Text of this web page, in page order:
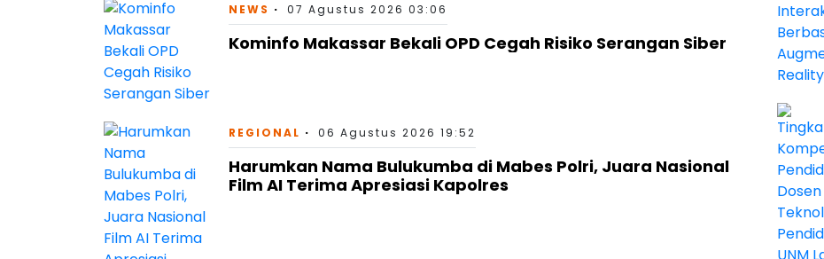
NEWS 07 Agustus 2026 03:06
Kominfo Makassar Bekali OPD Cegah Risiko Serangan Siber
REGIONAL 06 Agustus 2026 19:52
Harumkan Nama Bulukumba di Mabes Polri, Juara Nasional
Film AI Terima Apresiasi Kapolres